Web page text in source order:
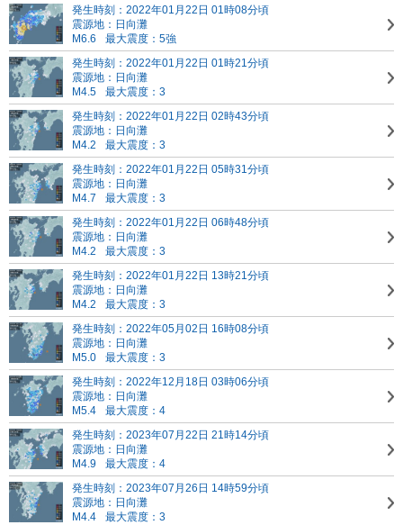
発生時刻：2022年01月22日 01時08分頃
震源地：日向灘
M6.6
最大震度：5強
発生時刻：2022年01月22日 01時21分頃
震源地：日向灘
M4.5
最大震度：3
発生時刻：2022年01月22日 02時43分頃
震源地：日向灘
M4.2
最大震度：3
発生時刻：2022年01月22日 05時31分頃
震源地：日向灘
M4.7
最大震度：3
発生時刻：2022年01月22日 06時48分頃
震源地：日向灘
M4.2
最大震度：3
発生時刻：2022年01月22日 13時21分頃
震源地：日向灘
M4.2
最大震度：3
発生時刻：2022年05月02日 16時08分頃
震源地：日向灘
M5.0
最大震度：3
発生時刻：2022年12月18日 03時06分頃
震源地：日向灘
M5.4
最大震度：4
発生時刻：2023年07月22日 21時14分頃
震源地：日向灘
M4.9
最大震度：4
発生時刻：2023年07月26日 14時59分頃
震源地：日向灘
M4.4
最大震度：3